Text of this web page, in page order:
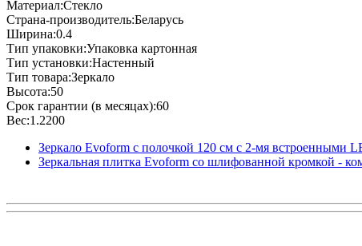
Материал:Стекло
Страна-производитель:Беларусь
Ширина:0.4
Тип упаковки:Упаковка картонная
Тип установки:Настенный
Тип товара:Зеркало
Высота:50
Срок гарантии (в месяцах):60
Вес:1.2200
Зеркало Evoform с полочкой 120 см с 2-мя встроенными
Зеркальная плитка Evoform со шлифованной кромкой -